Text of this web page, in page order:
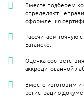
Вместе подберем
определяют
оформления
Рассчитаем точную
Батайске.
Оценка
аккредитованной
Вместе изготовим и
регистрацию